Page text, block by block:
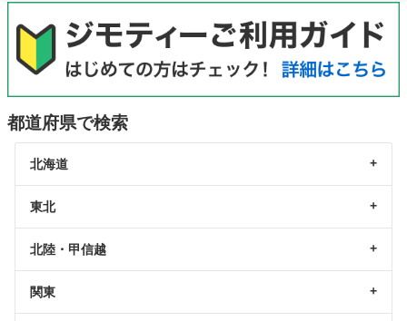
都道府県で検索
北海道
東北
北陸・甲信越
関東